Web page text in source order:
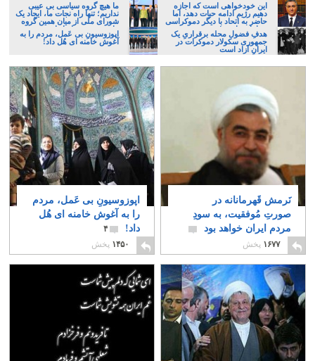
این خودخواهی است که اجازه
دهیم رژیم ادامه حیات دهد، اما
حاضر به اتحاد با دیگر دموکراسی
خواهان نباشیم!
ما هیچ گروه سیاسی بی عیبی
نداریم؛ تنها راه نجات ما، ایجاد یک
شورای ملی از میان همین گروه
های پر عیب و ایراد است
هدفِ فضول محله برقراریِ یک
جمهوری سکولار دموکرات در
ایرانِ آزاد است
اپوزوسیونِ بی عَمل، مردم را به
آغوش خامنه ای هُل داد!
نَرمش قَهرمانانه در
صورتِ مُوفقیت، به سودِ
مردم ایران خواهد بود
۱۶۷۷ پخش
اپوزوسیونِ بی عَمل، مردم
را به آغوش خامنه ای هُل
داد!
۴
۱۴۵۰ پخش